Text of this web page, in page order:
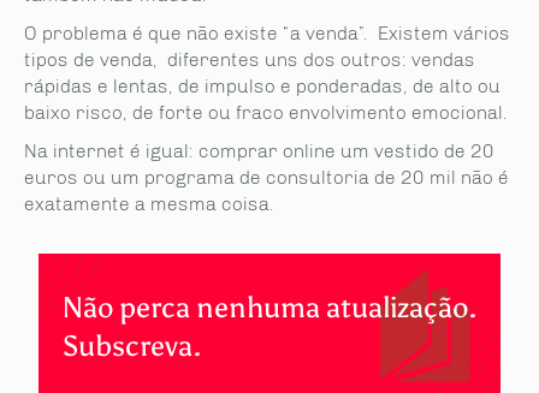
O problema é que não existe “a venda”. Existem vários
tipos de venda, diferentes uns dos outros: vendas
rápidas e lentas, de impulso e ponderadas, de alto ou
baixo risco, de forte ou fraco envolvimento emocional.
Na internet é igual: comprar online um vestido de 20
euros ou um programa de consultoria de 20 mil não é
exatamente a mesma coisa.
Não perca nenhuma atualização.
Subscreva.